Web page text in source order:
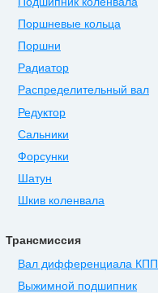
Поршневые кольца
Поршни
Радиатор
Распределительный вал
Редуктор
Сальники
Форсунки
Шатун
Шкив коленвала
Трансмиссия
Вал дифференциала КПП
Выжимной подшипник